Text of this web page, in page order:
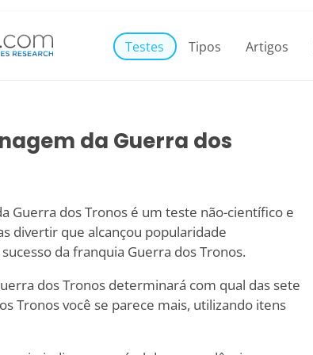
Testes Tipos Artigos
da Guerra dos
Guerra dos Tronos é um teste não-científico e
divertir que alcançou popularidade
da franquia Guerra dos Tronos.
dos Tronos determinará com qual das sete
Tronos você se parece mais, utilizando itens